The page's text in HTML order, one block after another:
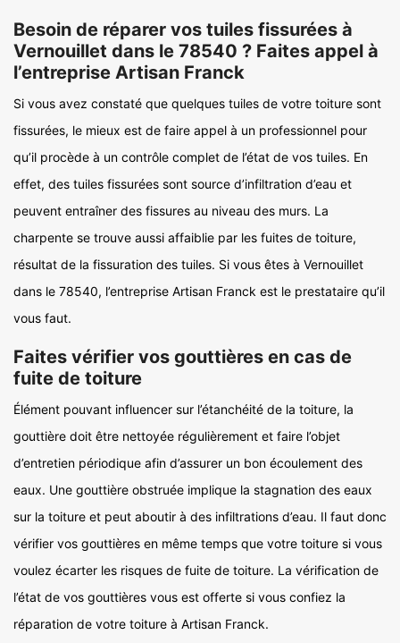
Besoin de réparer vos tuiles fissurées à
Vernouillet dans le 78540 ? Faites appel à
l’entreprise Artisan Franck
Si vous avez constaté que quelques tuiles de votre toiture sont
fissurées, le mieux est de faire appel à un professionnel pour
qu’il procède à un contrôle complet de l’état de vos tuiles. En
effet, des tuiles fissurées sont source d’infiltration d’eau et
peuvent entraîner des fissures au niveau des murs. La
charpente se trouve aussi affaiblie par les fuites de toiture,
résultat de la fissuration des tuiles. Si vous êtes à Vernouillet
dans le 78540, l’entreprise Artisan Franck est le prestataire qu’il
vous faut.
Faites vérifier vos gouttières en cas de
fuite de toiture
Élément pouvant influencer sur l’étanchéité de la toiture, la
gouttière doit être nettoyée régulièrement et faire l’objet
d’entretien périodique afin d’assurer un bon écoulement des
eaux. Une gouttière obstruée implique la stagnation des eaux
sur la toiture et peut aboutir à des infiltrations d’eau. Il faut donc
vérifier vos gouttières en même temps que votre toiture si vous
voulez écarter les risques de fuite de toiture. La vérification de
l’état de vos gouttières vous est offerte si vous confiez la
réparation de votre toiture à Artisan Franck.